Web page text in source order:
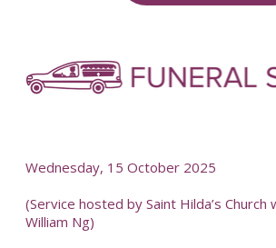
Wednesday, 15 October 2025
(Service hosted by Saint Hilda’s Church
William Ng)